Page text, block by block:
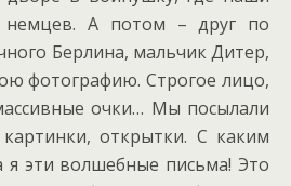
немцев. А потом – друг по
Берлина, мальчик Дитер,
фотографию. Строгое лицо,
очки… Мы посылали
картинки, открытки. С каким
я эти волшебные письма! Это